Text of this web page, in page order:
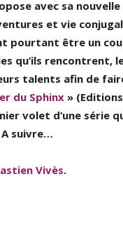
avec sa nouvelle
et vie
pourtant être un
qu’ils rencontrent,
talents afin de
du Sphinx »
volet d’une série
suivre…
Vivès.